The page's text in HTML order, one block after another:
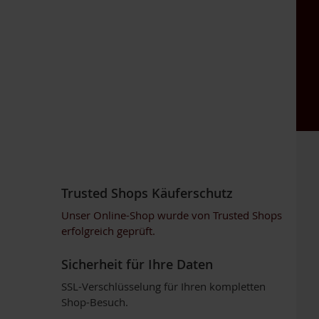
Trusted Shops Käuferschutz
Unser Online-Shop wurde von Trusted Shops
erfolgreich geprüft.
Sicherheit für Ihre Daten
SSL-Verschlüsselung für Ihren kompletten
Shop-Besuch.